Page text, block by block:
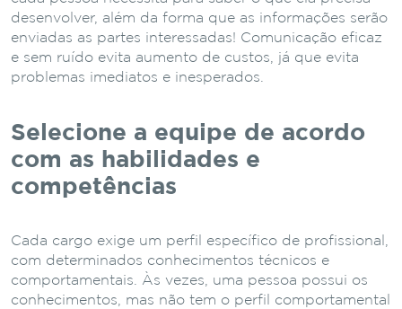
desenvolver, além da forma que as informações serão
enviadas as partes interessadas! Comunicação eficaz
e sem ruído evita aumento de custos, já que evita
problemas imediatos e inesperados.
Selecione a equipe de acordo
com as habilidades e
competências
Cada cargo exige um perfil específico de profissional,
com determinados conhecimentos técnicos e
comportamentais. Às vezes, uma pessoa possui os
conhecimentos, mas não tem o perfil comportamental